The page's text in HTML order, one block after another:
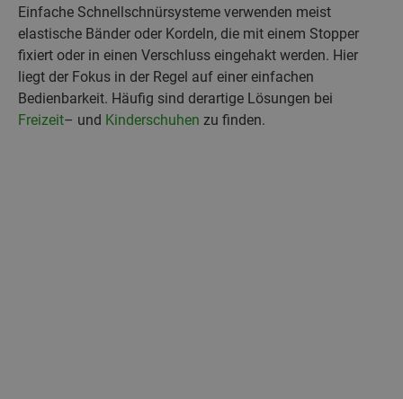
Einfache Schnellschnürsysteme verwenden meist
elastische Bänder oder Kordeln, die mit einem Stopper
fixiert oder in einen Verschluss eingehakt werden. Hier
liegt der Fokus in der Regel auf einer einfachen
Bedienbarkeit. Häufig sind derartige Lösungen bei
Freizeit– und Kinderschuhen zu finden.